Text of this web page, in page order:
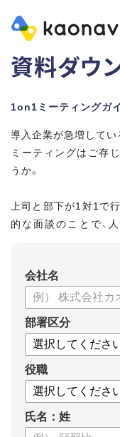
資料ダウ
1on1ミーティングガ
導入企業が急増して
ミーティングはご存
うか。
上司と部下が1対1で
的な面談のことで、
こちらの資料では、
・1on1とは何か？
・1on1の基本的なやり
・ 1on1 の基本アジェ
についてまとめました
会社名
部署区分
役職
氏名：姓